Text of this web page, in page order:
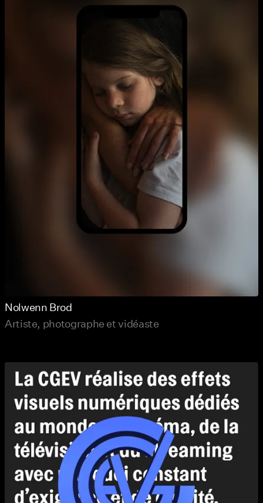
Nolwenn Brod
Artiste, photographe et vidéaste